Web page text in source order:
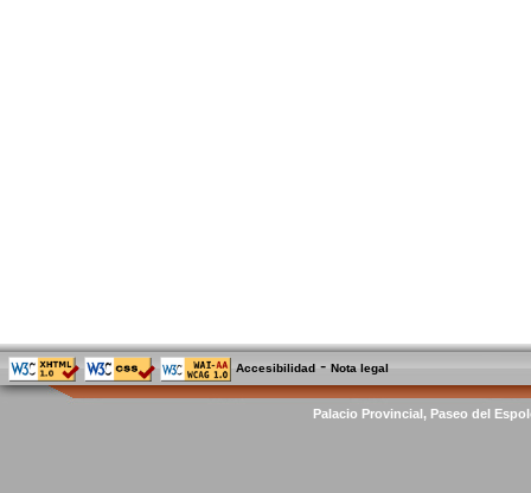
Accesibilidad -Nota legal
Palacio Provincial, Paseo del